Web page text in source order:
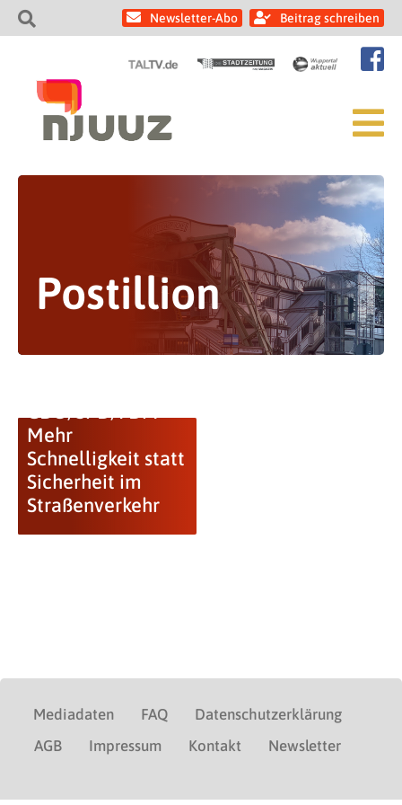
Newsletter-Abo Beitrag schreiben
Postillion
Mehr
Schnelligkeit statt
Sicherheit im
Straßenverkehr
Mediadaten FAQ
Datenschutzerklärung
AGB
Impressum Kontakt Newsletter